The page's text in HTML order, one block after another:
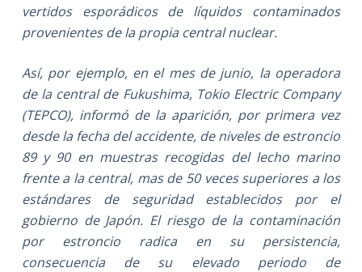
vertidos esporádicos de líquidos contaminados
provenientes de la propia central nuclear.
Así, por ejemplo, en el mes de junio, la operadora
de la central de Fukushima, Tokio Electric Company
(TEPCO), informó de la aparición, por primera vez
desde la fecha del accidente, de niveles de estroncio
89 y 90 en muestras recogidas del lecho marino
frente a la central, mas de 50 veces superiores a los
estándares de seguridad establecidos por el
gobierno de Japón. El riesgo de la contaminación
por estroncio radica en su persistencia,
consecuencia de su elevado periodo de